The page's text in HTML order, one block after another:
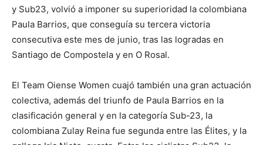
y Sub23, volvió a imponer su superioridad la colombiana
Paula Barrios, que conseguía su tercera victoria
consecutiva este mes de junio, tras las logradas en
Santiago de Compostela y en O Rosal.
El Team Oiense Women cuajó también una gran actuación
colectiva, además del triunfo de Paula Barrios en la
clasificación general y en la categoría Sub-23, la
colombiana Zulay Reina fue segunda entre las Élites, y la